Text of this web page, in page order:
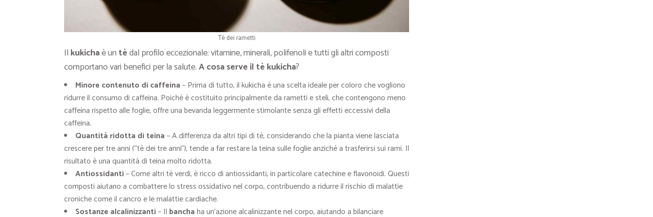
Tè dei rametti
Il kukichaè un tèdal profilo eccezionale: vitamine, minerali, polifenoli e tutti gli altri composti
comportano vari benefici per la salute.A cosa serve il tè kukicha?
Minore contenuto di caffeina– Prima di tutto, il kukicha è una scelta ideale per coloro che vogliono
ridurre il consumo di caffeina. Poiché è costituito principalmente da rametti e steli, che contengono meno
caffeina rispetto alle foglie, offre una bevanda leggermente stimolante senza gli effetti eccessivi della
caffeina.
Quantità ridotta di teina– A differenza da altri tipi di tè, considerando che la pianta viene lasciata
crescere per tre anni (“tè dei tre anni”), tende a far restare la teina sulle foglie anziché a trasferirsi sui rami. Il
risultato è una quantità di teina molto ridotta.
Antiossidanti– Come altri tè verdi, è ricco di antiossidanti, in particolare catechine e flavonoidi. Questi
composti aiutano a combattere lo stress ossidativo nel corpo, contribuendo a ridurre il rischio di malattie
croniche come il cancro e le malattie cardiache.
Sostanze alcalinizzanti– Il banchaha un’azione alcalinizzante nel corpo, aiutando a bilanciare